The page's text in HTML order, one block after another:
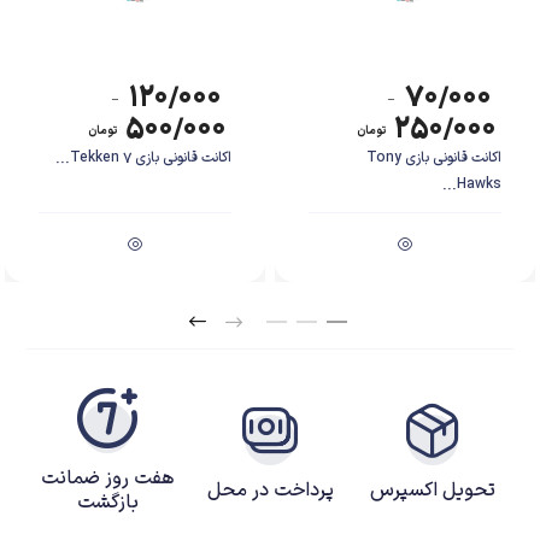
۷۰/۰۰۰ –
۲۵۰/۰۰۰ تومان
اکانت قانونی بازی Tony
Hawks...
۱۲۰/۰۰۰ –
۵۰۰/۰۰۰ تومان
اکانت قانونی بازی Tekken 7...
تحویل اکسپرس پرداخت در محل
هفت روز ضمانت
بازگشت